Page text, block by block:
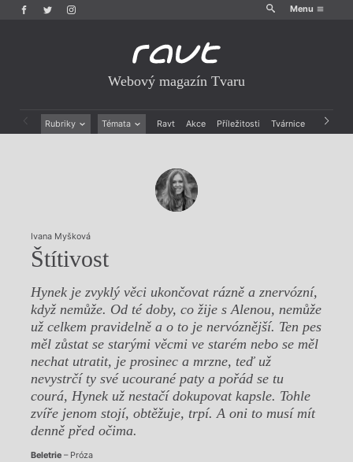
Menu
Webový magazín Tvaru
Rubriky Témata Ravt Akce Příležitosti Tvárnice Archiv
Ivana Myšková
Štítivost
Hynek je zvyklý věci ukončovat rázně a znervózní,
když nemůže. Od té doby, co žije s Alenou, nemůže
už celkem pravidelně a o to je nervóznější. Ten pes
měl zůstat se starými věcmi ve starém nebo se měl
nechat utratit, je prosinec a mrzne, teď už
nevystrčí ty své ucourané paty a pořád se tu
courá, Hynek už nestačí dokupovat kapsle. Tohle
zvíře jenom stojí, obtěžuje, trpí. A oni to musí mít
denně před očima.
Beletrie– Próza